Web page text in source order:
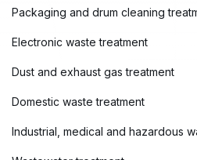
Packaging and drum cleaning
Electronic waste treatment
Dust and exhaust gas treatment
Domestic waste treatment
Industrial, medical and hazardous